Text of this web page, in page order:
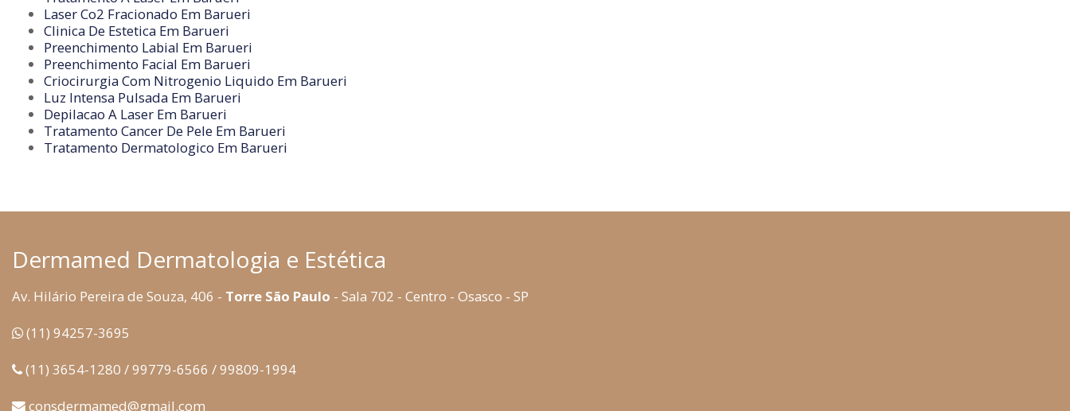
Laser Co2 Fracionado Em Barueri
Clinica De Estetica Em Barueri
Preenchimento Labial Em Barueri
Preenchimento Facial Em Barueri
Criocirurgia Com Nitrogenio Liquido Em Barueri
Luz Intensa Pulsada Em Barueri
Depilacao A Laser Em Barueri
Tratamento Cancer De Pele Em Barueri
Tratamento Dermatologico Em Barueri
Dermamed Dermatologia e Estética
Av. Hilário Pereira de Souza, 406 - Torre São Paulo - Sala 702 - Centro - Osasco - SP
(11) 94257-3695
(11) 3654-1280 / 99779-6566 / 99809-1994
consdermamed@gmail.com